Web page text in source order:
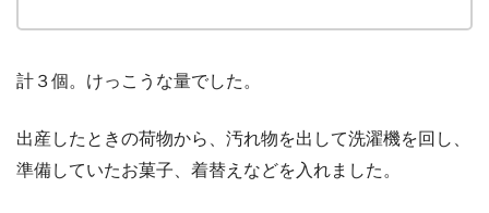
計３個。けっこうな量でした。
出産したときの荷物から、汚れ物を出して洗濯機を回し、
準備していたお菓子、着替えなどを入れました。